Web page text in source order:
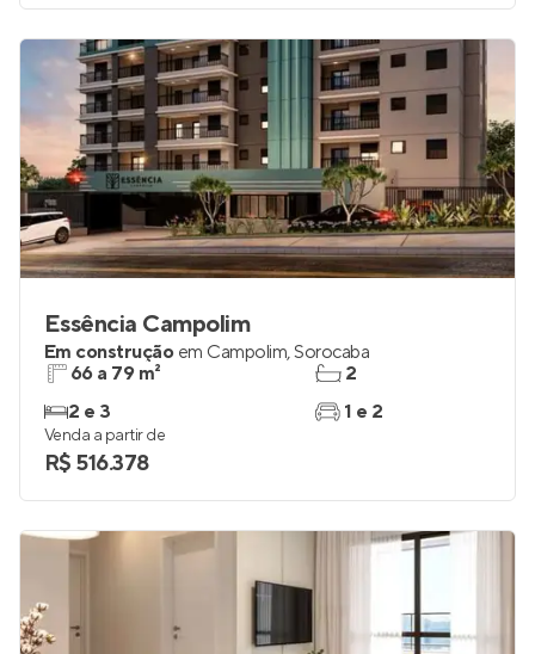
Essência Campolim
Em construção em Campolim,Sorocaba
66 a 79 m²
2 e 3
2
1 e 2
Venda a partir de
R$ 516.378